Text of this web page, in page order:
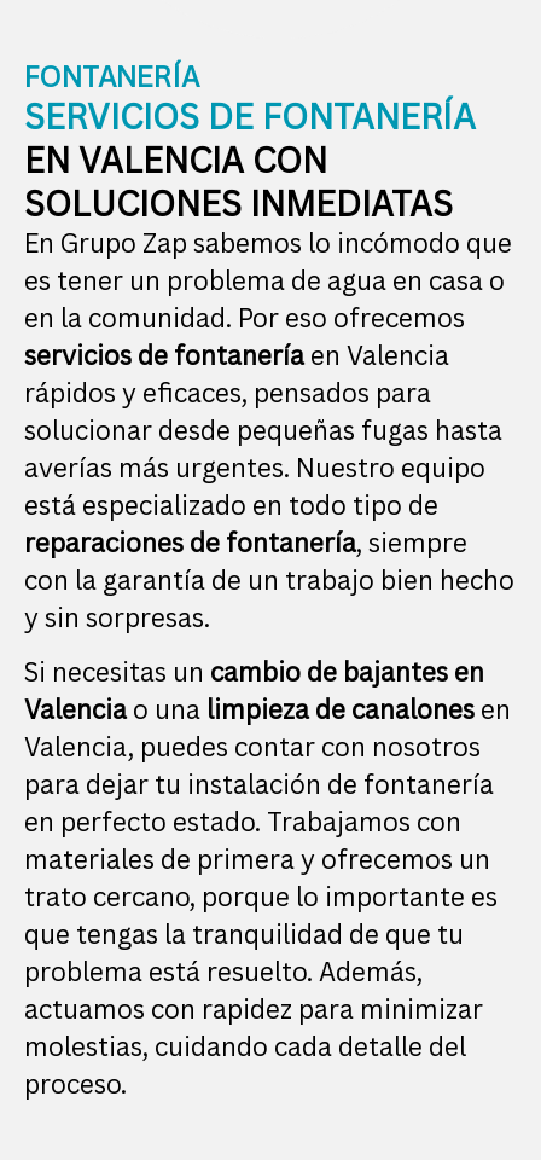
FONTANERÍA
SERVICIOS DE FONTANERÍA
EN VALENCIA CON
SOLUCIONES INMEDIATAS
En Grupo Zap sabemos lo incómodo que
es tener un problema de agua en casa o
en la comunidad. Por eso ofrecemos
servicios de fontaneríaen Valencia
rápidos y eficaces, pensados para
solucionar desde pequeñas fugas hasta
averías más urgentes. Nuestro equipo
está especializado en todo tipo de
reparaciones de fontanería, siempre
con la garantía de un trabajo bien hecho
y sin sorpresas.
Si necesitas un cambio de bajantes en
Valenciao una limpieza de canalones en
Valencia, puedes contar con nosotros
para dejar tu instalación de fontanería
en perfecto estado. Trabajamos con
materiales de primera y ofrecemos un
trato cercano, porque lo importante es
que tengas la tranquilidad de que tu
problema está resuelto. Además,
actuamos con rapidez para minimizar
molestias, cuidando cada detalle del
proceso.